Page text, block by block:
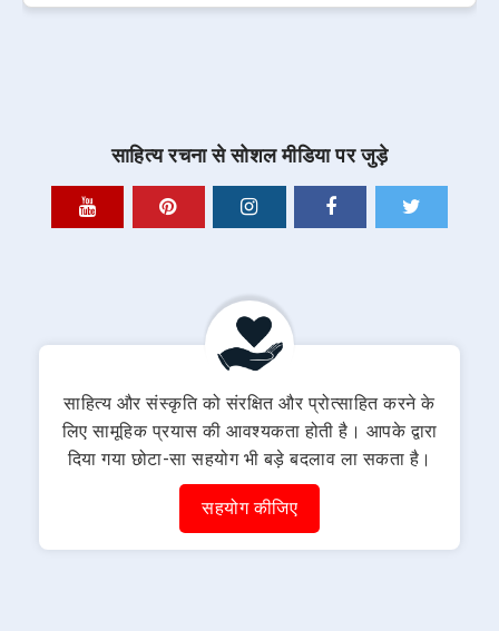
साहित्य रचना से सोशल मीडिया पर जुड़े
साहित्य और संस्कृति को संरक्षित और प्रोत्साहित करने के
लिए सामूहिक प्रयास की आवश्यकता होती है। आपके द्वारा
दिया गया छोटा-सा सहयोग भी बड़े बदलाव ला सकता है।
सहयोग कीजिए